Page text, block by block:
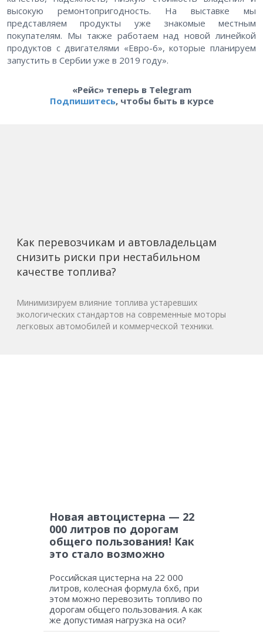
высокую ремонтопригодность. На выставке мы
представляем продукты уже знакомые местным
покупателям. Мы также работаем над новой линейкой
продуктов с двигателями «Евро-6», которые планируем
запустить в Сербии уже в 2019 году».
«Рейс» теперь в Telegram
Подпишитесь, чтобы быть в курсе
Как перевозчикам и автовладельцам
снизить риски при нестабильном
качестве топлива?
Минимизируем влияние топлива устаревших
экологических стандартов на современные моторы
легковых автомобилей и коммерческой техники.
Новая автоцистерна — 22
000 литров по дорогам
общего пользования! Как
это стало возможно
Российская цистерна на 22 000
литров, колесная формула 6х6, при
этом можно перевозить топливо по
дорогам общего пользования. А как
же допустимая нагрузка на оси?